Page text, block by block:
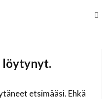
löytynyt.
etsimääsi. Ehkä